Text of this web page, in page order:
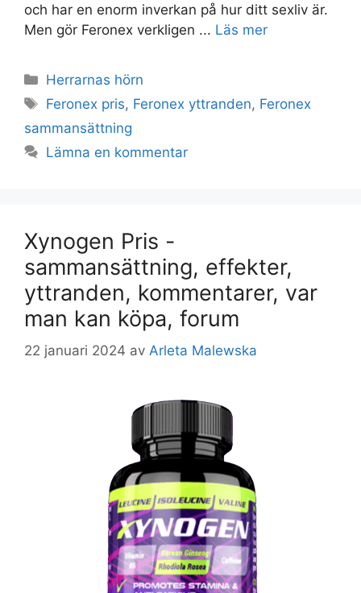
och har en enorm inverkan på hur ditt sexliv är.
Men gör Feronex verkligen ... Läs mer
Kategorier
Herrarnas hörn
Taggar
Feronex pris, Feronex yttranden, Feronex
sammansättning
Lämna en kommentar
Xynogen Pris -
sammansättning, effekter,
yttranden, kommentarer, var
man kan köpa, forum
22 januari 2024 av Arleta Malewska